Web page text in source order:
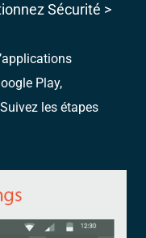
Sécurité >
Play,
les étapes